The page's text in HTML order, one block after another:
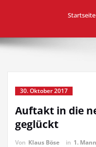
Startseite
30. Oktober 2017
Auftakt in die
geglückt
Von Klaus Böse in 1.